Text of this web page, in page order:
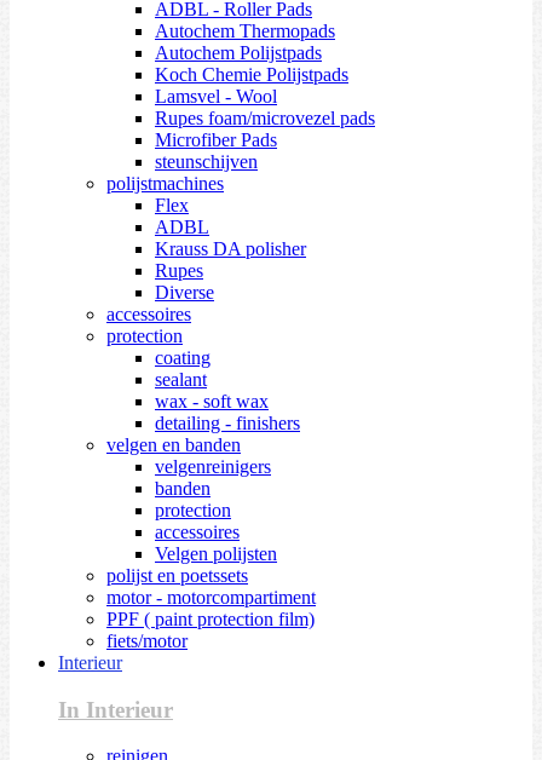
ADBL - Roller Pads
Autochem Thermopads
Autochem Polijstpads
Koch Chemie Polijstpads
Lamsvel - Wool
Rupes foam/microvezel pads
Microfiber Pads
steunschijven
polijstmachines
Flex
ADBL
Krauss DA polisher
Rupes
Diverse
accessoires
protection
coating
sealant
wax - soft wax
detailing - finishers
velgen en banden
velgenreinigers
banden
protection
accessoires
Velgen polijsten
polijst en poetssets
motor - motorcompartiment
PPF ( paint protection film)
fiets/motor
Interieur
In Interieur